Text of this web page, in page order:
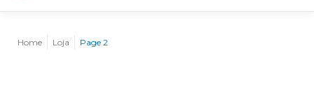
Home Loja Page 2